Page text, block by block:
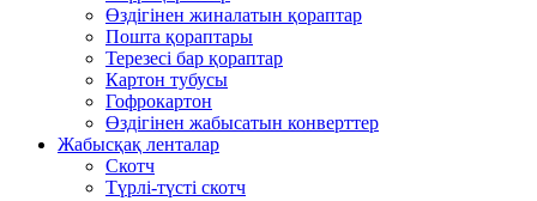
Өздігінен жиналатын қораптар
Пошта қораптары
Терезесі бар қораптар
Картон тубусы
Гофрокартон
Өздігінен жабысатын конверттер
Жабысқақ ленталар
Скотч
Түрлі-түсті скотч